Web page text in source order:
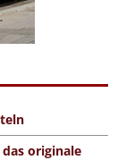
originale